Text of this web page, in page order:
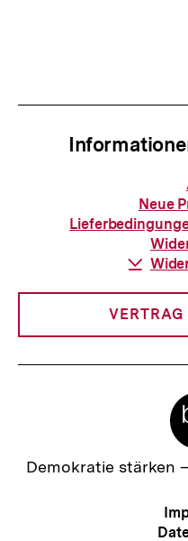
Neue
VERTRAG
Zur
Demokratie stärken –